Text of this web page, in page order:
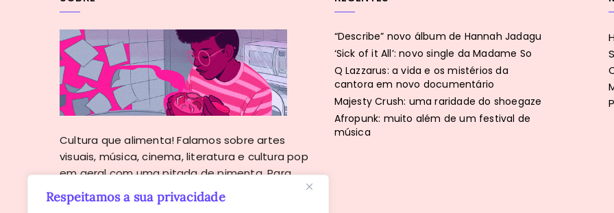
Respeitamos a sua privacidade
Cultura que alimenta! Falamos sobre artes
visuais, música, cinema, literatura e cultura pop
em geral com uma pitada de pimenta. Para
sugestões e parcerias:
contato@sopaalternativa.com.br
“Describe” novo álbum de Hannah Jadagu
‘Sick of it All’: novo single da Madame So
Q Lazzarus: a vida e os mistérios da
cantora em novo documentário
Majesty Crush: uma raridade do shoegaze
Afropunk: muito além de um festival de
música